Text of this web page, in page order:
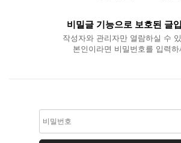
비밀글 기능으로 보호된 글
작성자와 관리자만 열람하실 수
본인이라면 비밀번호를 입력하